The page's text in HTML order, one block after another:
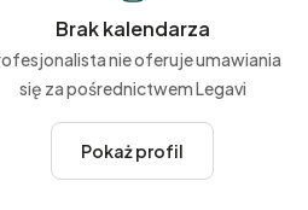
Brak kalendarza
nie oferuje umawiania
się za pośrednictwem Legavi
Pokaż profil